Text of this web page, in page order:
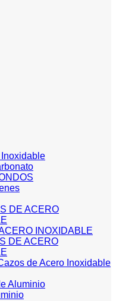
Inoxidable
DE ACERO
INOXIDABLE
DE ACERO
de Acero Inoxidable
Aluminio